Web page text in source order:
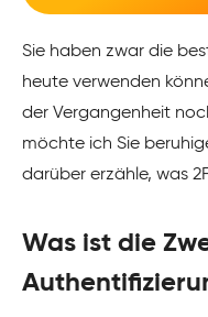
Sie haben zwar die
heute verwenden
der Vergangenheit
möchte ich Sie
darüber erzähle, was
Was ist die